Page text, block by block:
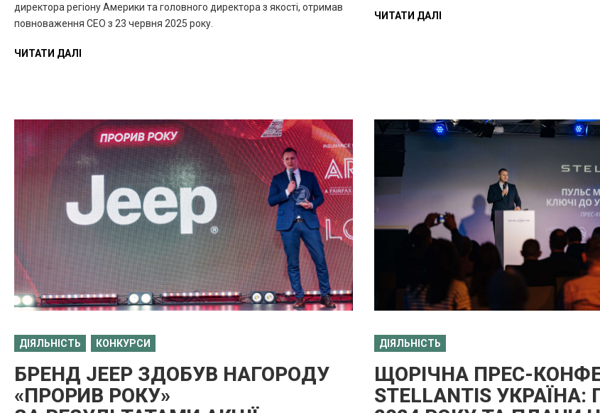
директора регіону Америки та головного директора з якості, отримав
повноваження CEO з 23 червня 2025 року.
ЧИТАТИ ДАЛІ
ЧИТАТИ ДАЛІ
ДІЯЛЬНІСТЬ КОНКУРСИ
БРЕНД JEEP ЗДОБУВ НАГОРОДУ
«ПРОРИВ РОКУ»
ДІЯЛЬНІСТЬ
ЩОРІЧНА ПРЕС-
STELLANTIS